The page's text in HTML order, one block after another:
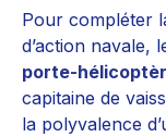
Pour compléter
d’action navale,
porte-
capitaine de
la polyvalence